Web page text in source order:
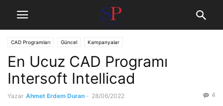
CAD Programları Güncel Kampanyalar
En Ucuz CAD Programı
Intersoft Intellicad
Yazar Ahmet Erdem Duran - 28/06/2022 4